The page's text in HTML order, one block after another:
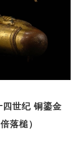
世纪 铜鎏金
落槌）